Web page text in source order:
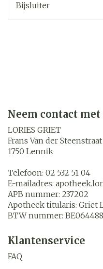
Bijsluiter
Neem contact met
LORIES GRIET
Frans Van der Steenstraat
1750 Lennik
Telefoon: 02 532 51 04
E-mailadres:
APB nummer: 237202
Apotheek titularis: Griet
BTW nummer:
Klantenservice
FAQ